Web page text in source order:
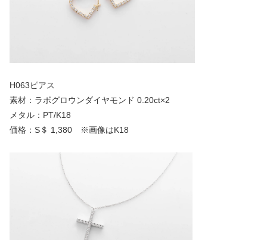
H063ピアス
素材：ラボグロウンダイヤモンド 0.20ct×2
メタル：PT/K18
価格：S＄ 1,380 ※画像はK18